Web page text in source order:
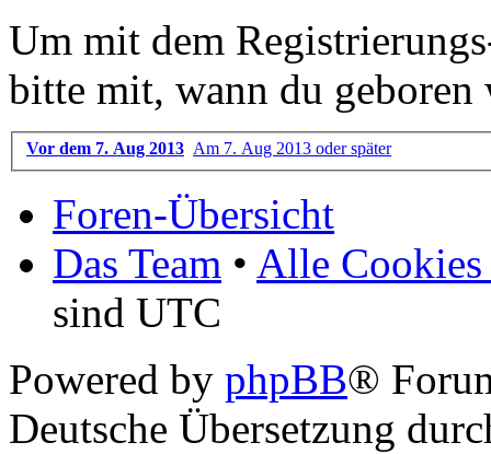
Um mit dem
bitte mit, wann du geboren
Vor dem 7. Aug 2013 Am 7. Aug 2013 oder später
Foren-Übersicht
Das Team • Alle Cookies
sind UTC
Powered by phpBB®
Deutsche Übersetzung